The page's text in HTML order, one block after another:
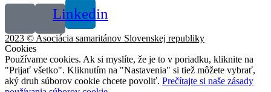
Linkedin
2023 © Asociácia samaritánov Slovenskej republiky
Cookies
Používame cookies. Ak si myslíte, že je to v poriadku, kliknite na
"Prijať všetko". Kliknutím na "Nastavenia" si tiež môžete vybrať,
aký druh súborov cookie chcete povoliť. Prečítajte si naše zásady